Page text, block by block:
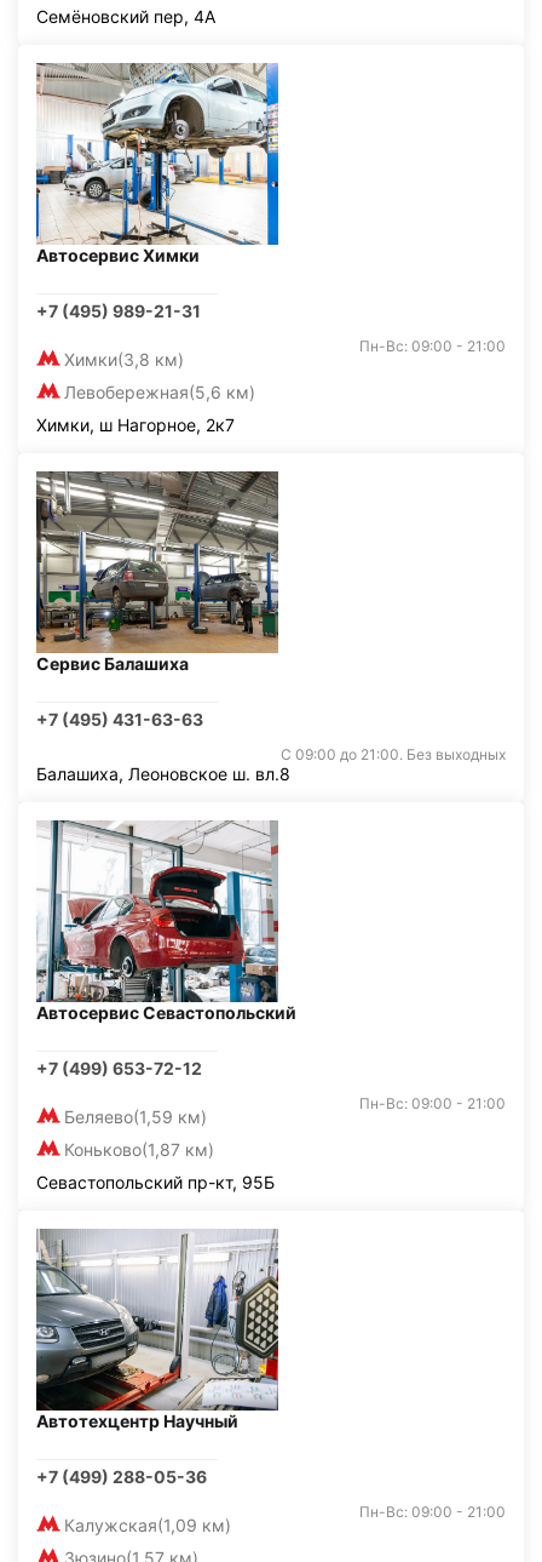
Семёновский пер, 4А
Автосервис Химки
+7 (495) 989-21-31
Химки(3,8 км)
Левобережная(5,6 км)
Пн-Вс: 09:00 - 21:00
Химки, ш Нагорное, 2к7
Сервис Балашиха
+7 (495) 431-63-63
С 09:00 до 21:00. Без выходных
Балашиха, Леоновское ш. вл.8
Автосервис Севастопольский
+7 (499) 653-72-12
Беляево(1,59 км)
Коньково(1,87 км)
Пн-Вс: 09:00 - 21:00
Севастопольский пр-кт, 95Б
Автотехцентр Научный
+7 (499) 288-05-36
Калужская(1,09 км)
Зюзино(1,57 км)
Пн-Вс: 09:00 - 21:00